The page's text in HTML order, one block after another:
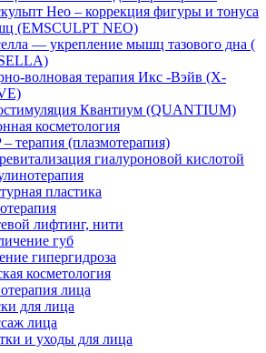
Нео – коррекция фигуры и тонуса
(EMSCULPT NEO)
— укрепление мышц тазового дна (
волновая терапия Икс -Вэйв (X-
Квантиум (QUANTIUM)
косметология
– терапия (плазмотерапия)
гиалуроновой кислотой
пластика
лифтинг, нити
губ
гипергидроза
косметология
лица
для лица
лица
и уходы для лица